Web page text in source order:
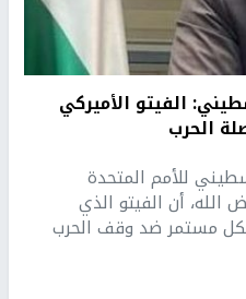
الفيتو الأميركي
الحرب
للأمم المتحدة
أن الفيتو الذي
مستمر ضد وقف الحرب